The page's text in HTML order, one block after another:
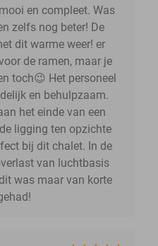
en compleet. Was
zelfs nog beter! De
dit warme weer! er
de ramen, maar je
toch😉 Het personeel
en behulpzaam.
het einde van een
ligging ten opzichte
bij dit chalet. In de
van luchtbasis
was maar van korte